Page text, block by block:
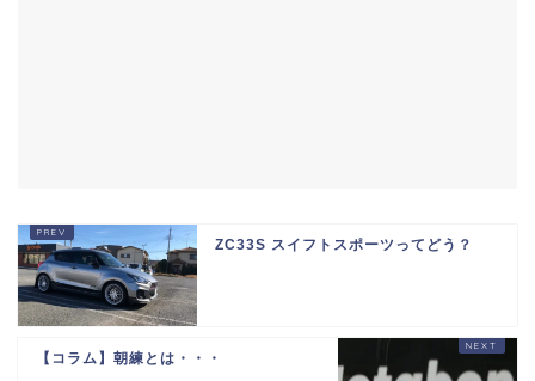
ZC33S スイフトスポーツってどう？
【コラム】朝練とは・・・